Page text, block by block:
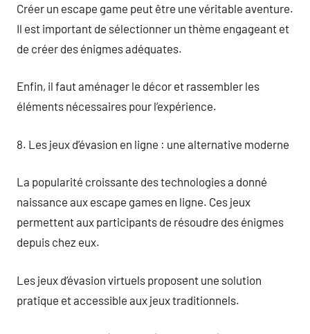
Créer un escape game peut être une véritable aventure.
Il est important de sélectionner un thème engageant et
de créer des énigmes adéquates.
Enfin, il faut aménager le décor et rassembler les
éléments nécessaires pour l’expérience.
8. Les jeux d’évasion en ligne : une alternative moderne
La popularité croissante des technologies a donné
naissance aux escape games en ligne. Ces jeux
permettent aux participants de résoudre des énigmes
depuis chez eux.
Les jeux d’évasion virtuels proposent une solution
pratique et accessible aux jeux traditionnels.